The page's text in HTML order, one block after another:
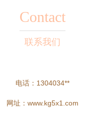
Contact
联系我们
电话：1304034**
网址： www.kg5x1.com